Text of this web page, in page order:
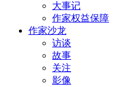
大事记
作家权益保障
作家沙龙
访谈
故事
关注
影像